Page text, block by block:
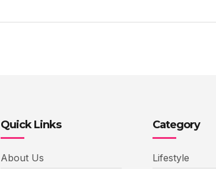
Quick Links
About Us
Category
Lifestyle